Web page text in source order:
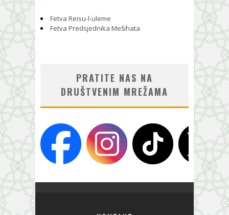
Fetva Reisu-l-uleme
Fetva Predsjednika Mešihata
PRATITE NAS NA
DRUŠTVENIM MREŽAMA